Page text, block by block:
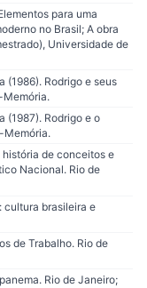
para uma
no Brasil; A obra
Universidade de
(1986). Rodrigo e seus
(1987). Rodrigo e o
Memória.
história de conceitos e
Nacional. Rio de
cultura brasileira e
de Trabalho. Rio de
Rio de Janeiro;